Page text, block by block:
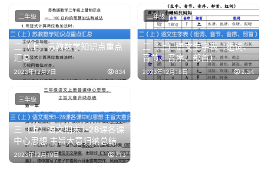
二（上）苏教数学知识点重点
汇总
2023年12月7日 834
二年级
二（上）语文生字表（组词、
音节、音序、部首）
2023年12月18日 2.3K
二年级
三（上）语文期末1-28课各课
中心思想 主旨大意归纳总结
2023年12月19日 713
三年级